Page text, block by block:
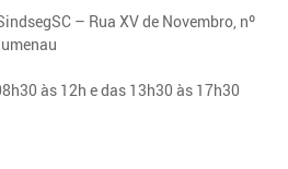
– Rua XV de Novembro, nº
às 12h e das 13h30 às 17h30